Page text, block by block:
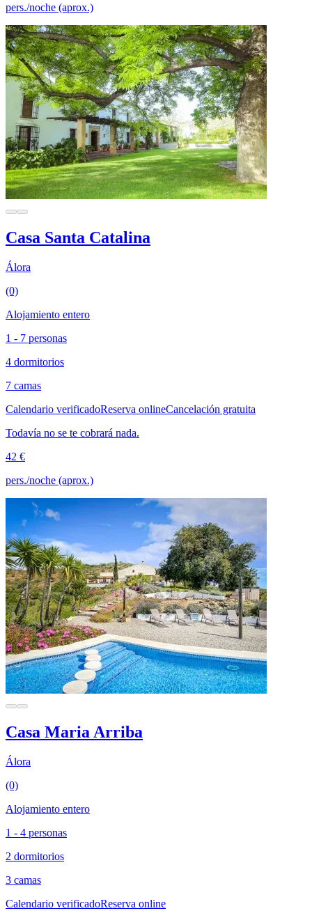
pers./noche (aprox.)
Casa Santa Catalina
Álora
(0)
Alojamiento entero
1 - 7 personas
4 dormitorios
7 camas
Calendario verificadoReserva onlineCancelación gratuita
Todavía no se te cobrará nada.
42 €
pers./noche (aprox.)
Casa Maria Arriba
Álora
(0)
Alojamiento entero
1 - 4 personas
2 dormitorios
3 camas
Calendario verificadoReserva online